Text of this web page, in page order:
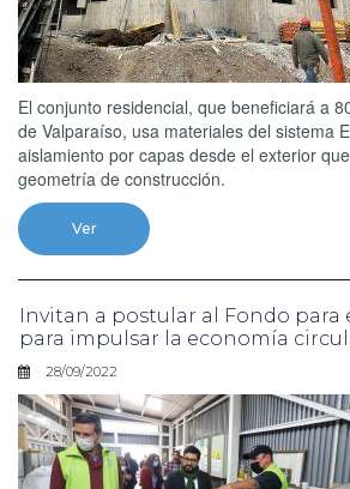
El conjunto residencial, que beneficiará a
de Valparaíso, usa materiales del sistema
aislamiento por capas desde el exterior
geometría de construcción.
Ver
Invitan a postular al Fondo para
para impulsar la economía
28/09/2022